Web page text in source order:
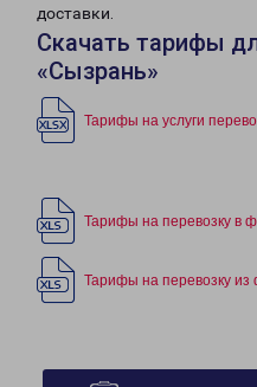
доставки.
Скачать тарифы
«Сызрань»
Тарифы на услуги
Тарифы на перевозку в
Тарифы на перевозку из